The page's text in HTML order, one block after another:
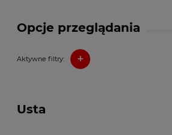
Opcje przeglądania
Aktywne filtry: +
Usta